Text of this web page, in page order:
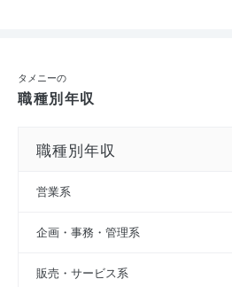
タメニーの
職種別年収
職種別年収
営業系
企画・事務・管理系
販売・サービス系